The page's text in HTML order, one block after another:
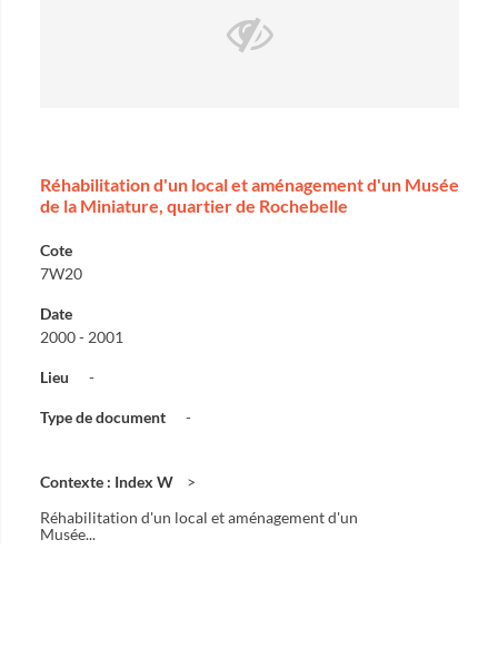
Réhabilitation d'un local et aménagement d'un Musée
de la Miniature, quartier de Rochebelle
Cote
7W20
Date
2000 - 2001
Lieu -
Type de document -
Contexte : Index W
Réhabilitation d'un local et aménagement d'un
Musée...